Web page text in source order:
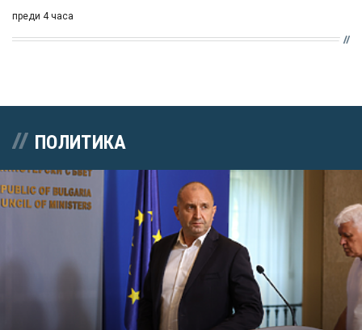
преди 4 часа
ПОЛИТИКА